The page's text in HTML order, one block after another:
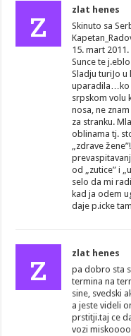
z zlat henes
Skinuto sa
15. mart 2011.
Sunce te
Sladju turiJo
uparadila…ko
srpskom volu
nosa, ne
za stranku.
oblinama tj.
„zdrave
od „zutice” i
selo da mi
kad ja odem
daje p.icke
z zlat henes
pa dobro sta
termina na
sine, svedski
a jeste videli
prstitji.taj ce
vozi